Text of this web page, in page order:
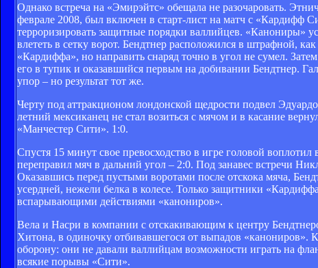
Однако встреча на «Эмирэйтс» обещала не разочаровать.
феврале 2008, был включен в старт-лист на матч с «Кардифф
терроризировать защитные порядки валлийцев. «Канониры»
влететь в сетку ворот. Бендтнер расположился в штрафной,
«Кардиффа», но направить снаряд точно в угол не сумел.
его в тупик и оказавшийся первым на добивании Бендтнер.
упор – но результат тот же.
Черту под аттракционом лондонской щедрости подвел
летний мексиканец не стал возиться с мячом и в касание
«Манчестер Сити». 1:0.
Спустя 15 минут свое превосходство в игре головой
переправил мяч в дальний угол – 2:0. Под занавес встречи
Оказавшись перед пустыми воротами после отскока мяча,
усердней, нежели белка в колесе. Только защитники
вспарывающими действиями «канониров».
Вела и Насри в компании с отскакивающим к центру
Хитона, в одиночку отбивавшегося от выпадов «канониров».
оборону: они не давали валлийцам возможности играть на
всякие порывы «Сити».